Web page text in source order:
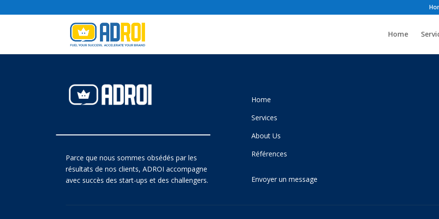
Home
Parce que nous sommes obsédés par les
résultats de nos clients, ADROI accompagne
avec succès des start-ups et des challengers.
Home
Services
About Us
Références
Envoyer un message